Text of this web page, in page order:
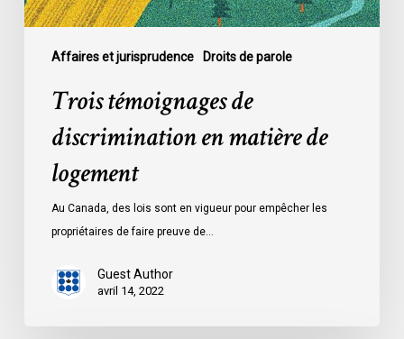
Affaires et jurisprudence Droits de parole
Trois témoignages de
discrimination en matière de
logement
Au Canada, des lois sont en vigueur pour empêcher les
propriétaires de faire preuve de…
Guest Author
avril 14, 2022